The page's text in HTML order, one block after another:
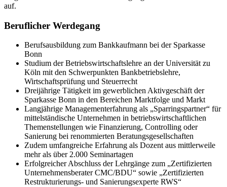
auf.
Beruflicher Werdegang
Berufsausbildung zum Bankkaufmann bei der Sparkasse
Bonn
Studium der Betriebswirtschaftslehre an der Universität zu
Köln mit den Schwerpunkten Bankbetriebslehre,
Wirtschaftsprüfung und Steuerrecht
Dreijährige Tätigkeit im gewerblichen Aktivgeschäft der
Sparkasse Bonn in den Bereichen Marktfolge und Markt
Langjährige Managementerfahrung als „Sparringspartner“ für
mittelständische Unternehmen in betriebswirtschaftlichen
Themenstellungen wie Finanzierung, Controlling oder
Sanierung bei renommierten Beratungsgesellschaften
Zudem umfangreiche Erfahrung als Dozent aus mittlerweile
mehr als über 2.000 Seminartagen
Erfolgreicher Abschluss der Lehrgänge zum „Zertifizierten
Unternehmensberater CMC/BDU“ sowie „Zertifizierten
Restrukturierungs- und Sanierungsexperte RWS“